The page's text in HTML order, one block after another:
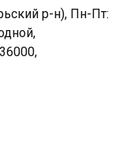
р-н), Пн-Пт: